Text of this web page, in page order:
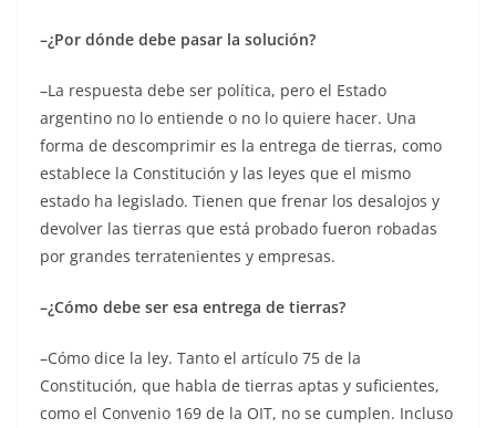
–¿Por dónde debe pasar la solución?
–La respuesta debe ser política, pero el Estado
argentino no lo entiende o no lo quiere hacer. Una
forma de descomprimir es la entrega de tierras, como
establece la Constitución y las leyes que el mismo
estado ha legislado. Tienen que frenar los desalojos y
devolver las tierras que está probado fueron robadas
por grandes terratenientes y empresas.
–¿Cómo debe ser esa entrega de tierras?
–Cómo dice la ley. Tanto el artículo 75 de la
Constitución, que habla de tierras aptas y suficientes,
como el Convenio 169 de la OIT, no se cumplen. Incluso